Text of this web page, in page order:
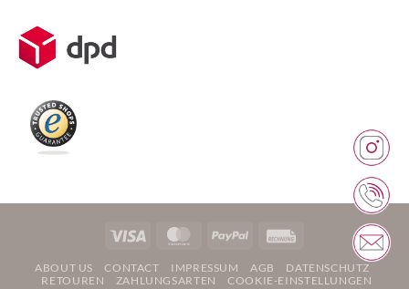
Weitere Informationen über den gesperrten Inhalt.
Visa MasterCardPayPal
ABOUT US CONTACT IMPRESSUM AGB
DATENSCHUTZ
RETOUREN
ZAHLUNGSARTEN COOKIE-EINSTELLUNGEN